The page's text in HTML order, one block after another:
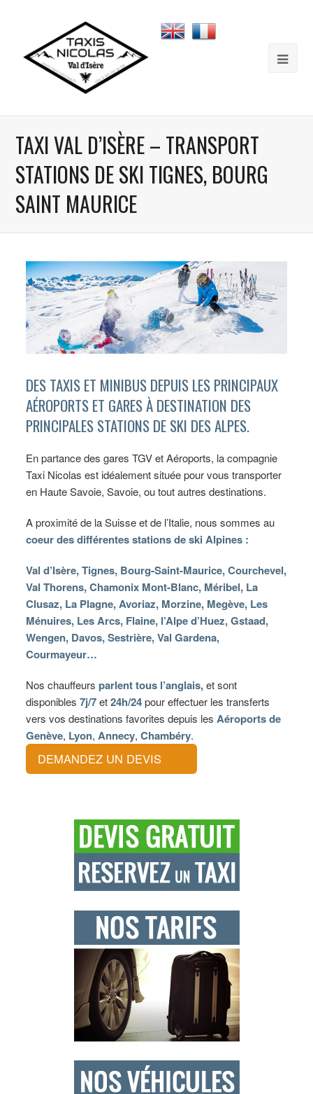
TAXI VAL D’ISÈRE – TRANSPORT
STATIONS DE SKI TIGNES, BOURG
SAINT MAURICE
DES TAXIS ET MINIBUS DEPUIS LES PRINCIPAUX
AÉROPORTS ET GARES À DESTINATION DES
PRINCIPALES STATIONS DE SKI DES ALPES.
En partance des gares TGV et Aéroports, la compagnie
Taxi Nicolas est idéalement située pour vous transporter
en Haute Savoie, Savoie, ou tout autres destinations.
A proximité de la Suisse et de l’Italie, nous sommes au
coeur des différentes stations de ski Alpines :
Val d’Isère, Tignes, Bourg-Saint-Maurice, Courchevel,
Val Thorens, Chamonix Mont-Blanc, Méribel, La
Clusaz, La Plagne, Avoriaz, Morzine, Megève, Les
Ménuires, Les Arcs, Flaine, l’Alpe d’Huez, Gstaad,
Wengen, Davos, Sestrière, Val Gardena,
Courmayeur…
Nos chauffeurs parlent tous l’anglais,et sont
disponibles7j/7et24h/24pour effectuer les transferts
vers vos destinations favorites depuis lesAéroports de
Genève, Lyon,Annecy,Chambéry.
DEMANDEZ UN DEVIS